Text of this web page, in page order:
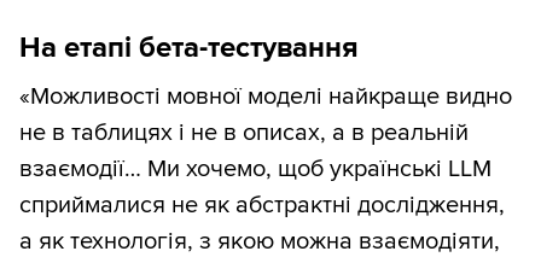
На етапі бета-тестування
«Можливості мовної моделі найкраще видно
не в таблицях і не в описах, а в реальній
взаємодії… Ми хочемо, щоб українські LLM
сприймалися не як абстрактні дослідження,
а як технологія, з якою можна взаємодіяти,